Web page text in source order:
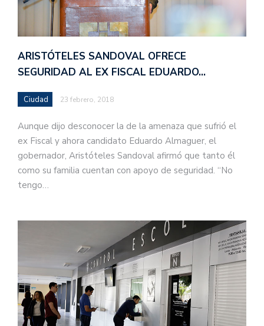
ARISTÓTELES SANDOVAL OFRECE
SEGURIDAD AL EX FISCAL EDUARDO…
Ciudad 23 febrero, 2018
Aunque dijo desconocer la de la amenaza que sufrió el
ex Fiscal y ahora candidato Eduardo Almaguer, el
gobernador, Aristóteles Sandoval afirmó que tanto él
como su familia cuentan con apoyo de seguridad. “No
tengo…